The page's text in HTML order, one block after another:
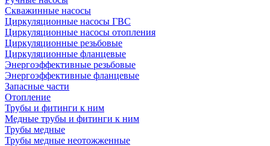
Скважинные насосы
Циркуляционные насосы ГВС
Циркуляционные насосы отопления
Циркуляционные резьбовые
Циркуляционные фланцевые
Энергоэффективные резьбовые
Энергоэффективные фланцевые
Запасные части
Отопление
Трубы и фитинги к ним
Медные трубы и фитинги к ним
Трубы медные
Трубы медные неотожженные